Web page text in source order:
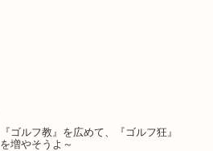
『ゴルフ教』を広めて、『ゴルフ狂』
を増やそうよ～